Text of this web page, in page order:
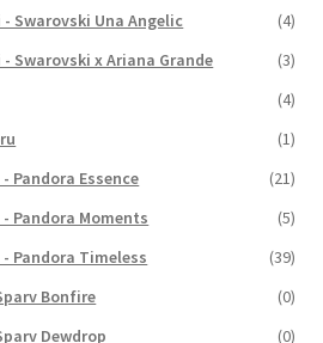
Swarovski Una Angelic
(4)
Swarovski x Ariana Grande
(3)
(4)
(1)
Pandora Essence
(21)
Pandora Moments
(5)
Pandora Timeless
(39)
Bonfire
(0)
Dewdrop
(0)